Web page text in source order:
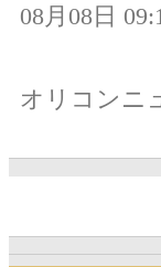
08月08日
オリコンニ